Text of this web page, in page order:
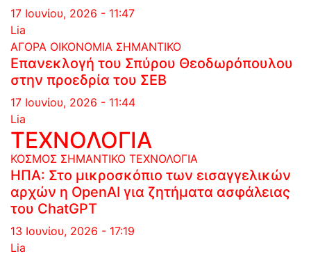
17 Ιουνίου, 2026 - 11:47
Lia
ΑΓΟΡΑ ΟΙΚΟΝΟΜΙΑ ΣΗΜΑΝΤΙΚΟ
Επανεκλογή του Σπύρου Θεοδωρόπουλου
στην προεδρία του ΣΕΒ
17 Ιουνίου, 2026 - 11:44
Lia
ΤΕΧΝΟΛΟΓΙΑ
ΚΟΣΜΟΣ ΣΗΜΑΝΤΙΚΟ ΤΕΧΝΟΛΟΓΙΑ
ΗΠΑ: Στο μικροσκόπιο των εισαγγελικών
αρχών η OpenAI για ζητήματα ασφάλειας
του ChatGPT
13 Ιουνίου, 2026 - 17:19
Lia